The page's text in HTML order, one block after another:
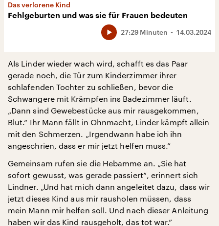
Das verlorene Kind
Fehlgeburten und was sie für Frauen bedeuten
14.03.2024
27:29 Minuten
Als Linder wieder wach wird, schafft es das Paar
gerade noch, die Tür zum Kinderzimmer ihrer
schlafenden Tochter zu schließen, bevor die
Schwangere mit Krämpfen ins Badezimmer läuft.
„Dann sind Gewebestücke aus mir rausgekommen,
Blut.“ Ihr Mann fällt in Ohnmacht, Linder kämpft allein
mit den Schmerzen. „Irgendwann habe ich ihn
angeschrien, dass er mir jetzt helfen muss.”
Gemeinsam rufen sie die Hebamme an. „Sie hat
sofort gewusst, was gerade passiert“, erinnert sich
Lindner. „Und hat mich dann angeleitet dazu, dass wir
jetzt dieses Kind aus mir rausholen müssen, dass
mein Mann mir helfen soll. Und nach dieser Anleitung
haben wir das Kind rausgeholt, das tot war.”